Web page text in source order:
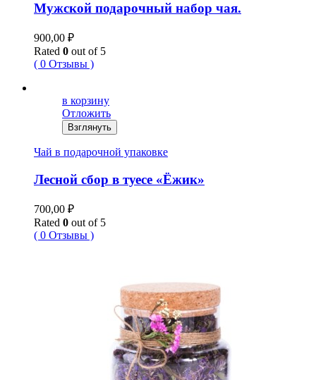
Мужской подарочный набор чая.
900,00 ₽
Rated 0 out of 5
( 0 Отзывы )
в корзину
Отложить
Взглянуть
Чай в подарочной упаковке
Лесной сбор в туесе «Ёжик»
700,00 ₽
Rated 0 out of 5
( 0 Отзывы )